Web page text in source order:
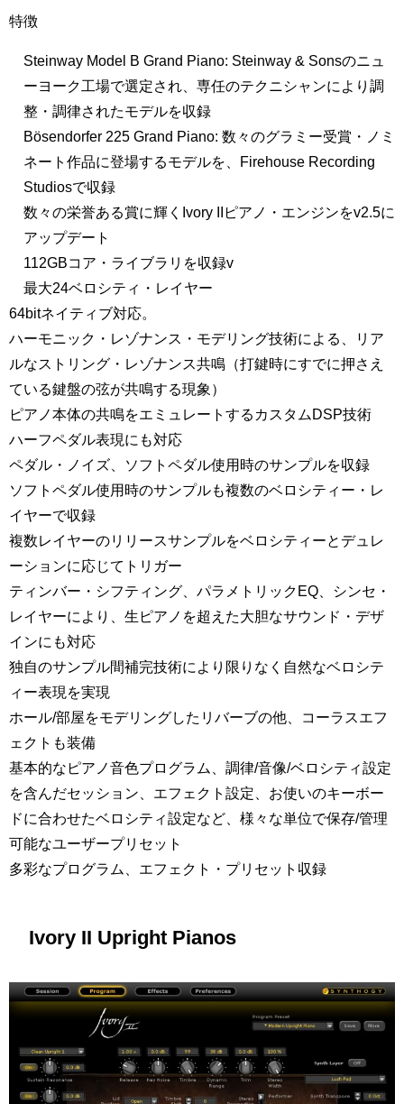
特徴
Steinway Model B Grand Piano: Steinway & Sonsのニュ
ーヨーク工場で選定され、専任のテクニシャンにより調
整・調律されたモデルを収録
Bösendorfer 225 Grand Piano: 数々のグラミー受賞・ノミ
ネート作品に登場するモデルを、Firehouse Recording
Studiosで収録
数々の栄誉ある賞に輝くIvory IIピアノ・エンジンをv2.5に
アップデート
112GBコア・ライブラリを収録v
最大24ベロシティ・レイヤー
64bitネイティブ対応。
ハーモニック・レゾナンス・モデリング技術による、リア
ルなストリング・レゾナンス共鳴（打鍵時にすでに押さえ
ている鍵盤の弦が共鳴する現象）
ピアノ本体の共鳴をエミュレートするカスタムDSP技術
ハーフペダル表現にも対応
ペダル・ノイズ、ソフトペダル使用時のサンプルを収録
ソフトペダル使用時のサンプルも複数のベロシティー・レ
イヤーで収録
複数レイヤーのリリースサンプルをベロシティーとデュレ
ーションに応じてトリガー
ティンバー・シフティング、パラメトリックEQ、シンセ・
レイヤーにより、生ピアノを超えた大胆なサウンド・デザ
インにも対応
独自のサンプル間補完技術により限りなく自然なベロシテ
ィー表現を実現
ホール/部屋をモデリングしたリバーブの他、コーラスエフ
ェクトも装備
基本的なピアノ音色プログラム、調律/音像/ベロシティ設定
を含んだセッション、エフェクト設定、お使いのキーボー
ドに合わせたベロシティ設定など、様々な単位で保存/管理
可能なユーザープリセット
多彩なプログラム、エフェクト・プリセット収録
Ivory II Upright Pianos